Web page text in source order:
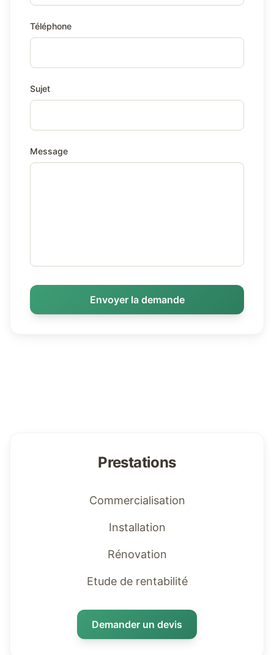
Téléphone
Sujet
Message
Envoyer la demande
Prestations
Commercialisation
Installation
Rénovation
Etude de rentabilité
Demander un devis